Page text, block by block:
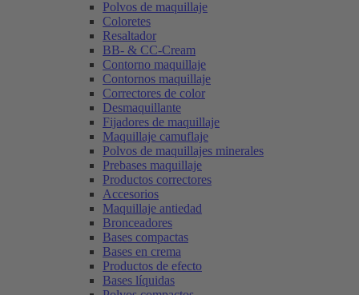
Polvos de maquillaje
Coloretes
Resaltador
BB- & CC-Cream
Contorno maquillaje
Contornos maquillaje
Correctores de color
Desmaquillante
Fijadores de maquillaje
Maquillaje camuflaje
Polvos de maquillajes minerales
Prebases maquillaje
Productos correctores
Accesorios
Maquillaje antiedad
Bronceadores
Bases compactas
Bases en crema
Productos de efecto
Bases líquidas